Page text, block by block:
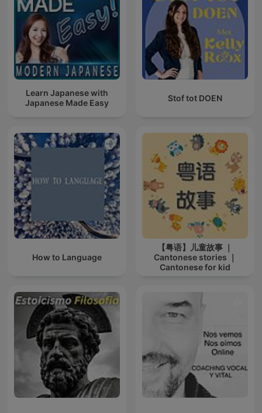
Learn Japanese with
Japanese Made Easy
Stof tot DOEN
How to Language
【粤语】儿童故事 ｜
Cantonese stories ｜
Cantonese for kid